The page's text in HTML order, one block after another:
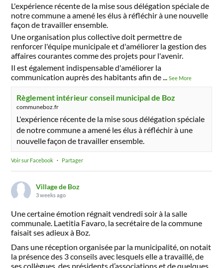
L'expérience récente de la mise sous délégation spéciale de
notre commune a amené les élus à réfléchir à une nouvelle
façon de travailler ensemble.
Une organisation plus collective doit permettre de
renforcer l'équipe municipale et d'améliorer la gestion des
affaires courantes comme des projets pour l'avenir.
Il est également indispensable d'améliorer la
communication auprès des habitants afin de...See More
Règlement intérieur conseil municipal de Boz
communeboz.fr
L'expérience récente de la mise sous délégation spéciale
de notre commune a amené les élus à réfléchir à une
nouvelle façon de travailler ensemble.
Voir sur Facebook · Partager
Village de Boz
3 weeks ago
Une certaine émotion régnait vendredi soir à la salle
communale. Laetitia Favaro, la secrétaire de la commune
faisait ses adieux à Boz.
Dans une réception organisée par la municipalité, on notait
la présence des 3 conseils avec lesquels elle a travaillé, de
ses collègues, des présidents d’associations et de quelques